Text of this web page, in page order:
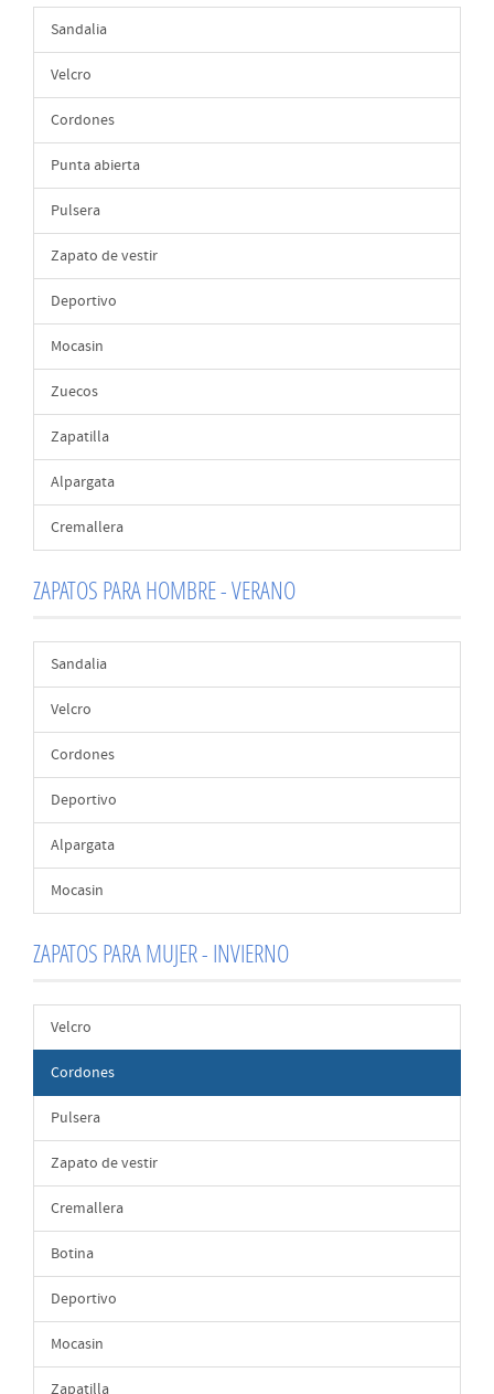
Sandalia
Velcro
Cordones
Punta abierta
Pulsera
Zapato de vestir
Deportivo
Mocasin
Zuecos
Zapatilla
Alpargata
Cremallera
ZAPATOS PARA HOMBRE - VERANO
Sandalia
Velcro
Cordones
Deportivo
Alpargata
Mocasin
ZAPATOS PARA MUJER - INVIERNO
Velcro
Cordones
Pulsera
Zapato de vestir
Cremallera
Botina
Deportivo
Mocasin
Zapatilla